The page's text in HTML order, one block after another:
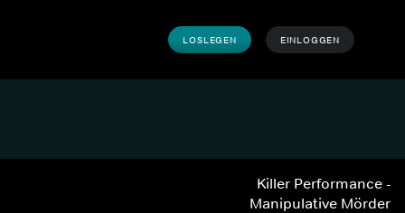
LOSLEGEN EINLOGGEN
Killer Performance -
Manipulative Mörder